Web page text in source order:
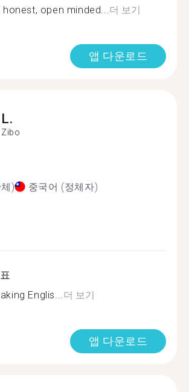
honest, open minded...더 보기
앱 다운로드
L.
Zibo
) 중국어 (정체자)
Englis...더 보기
앱 다운로드